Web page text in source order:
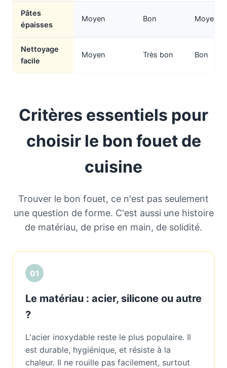
Pâtes
épaisses
Moyen Bon Moyen
Nettoyage
facile
Moyen Très bon Bon
Critères essentiels pour
choisir le bon fouet de
cuisine
Trouver le bon fouet, ce n'est pas seulement
une question de forme. C'est aussi une histoire
de matériau, de prise en main, de solidité.
01
Le matériau : acier, silicone ou autre
?
L'acier inoxydable reste le plus populaire. Il
est durable, hygiénique, et résiste à la
chaleur. Il ne rouille pas facilement, surtout